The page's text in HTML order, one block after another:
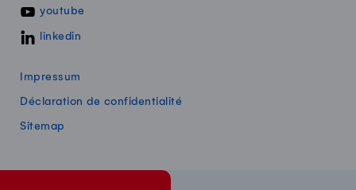
youtube
linkedin
Impressum
Déclaration de confidentialité
Sitemap